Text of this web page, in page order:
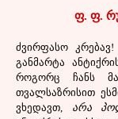
ფ. ფ.
ძვირფასო
განმარტა
როგორც ჩანს
თვალსაზრისით
ვხედავთ, არა